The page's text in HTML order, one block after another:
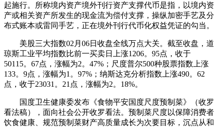
起施行。所称境内资产境外刊行资产支撑代币是指，以境内资
产或相关资产所发生的现金流为偿付支撑，操纵加密手艺及分
布式账本或雷同手艺，正在境外刊行代币化权益凭证的勾当。
美股三大指数02月06日收盘全线万点大关。截至收盘，道
琼斯工业平均指数比前一买卖日上涨1206。95点，收于
50115。67点，涨幅为2。47%；尺度普尔500种股票指数上涨
133。9点，涨幅为1。97%；纳斯达克分析指数上涨490。62
点，收于23031。21点，涨幅为2。18%。
国度卫生健康委发布《食物平安国度尺度预制菜》（收罗
看法稿），面向社会公开收罗看法。预制菜尺度以保障消费者
饮食健康、规范预制菜财产高质量成长为次要目标，沉点从和